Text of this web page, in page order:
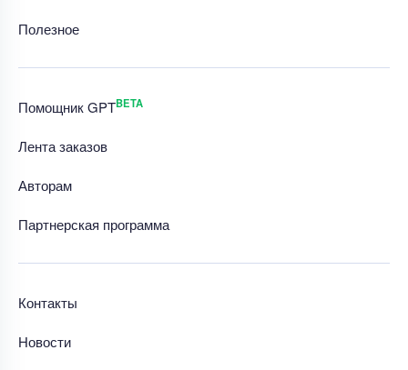
Полезное
Помощник GPTBETA
Лента заказов
Авторам
Партнерская программа
Контакты
Новости